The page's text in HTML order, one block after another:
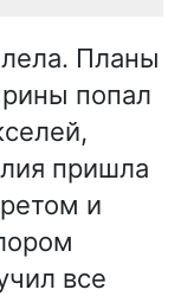
Планы
попал
пришла
и
все